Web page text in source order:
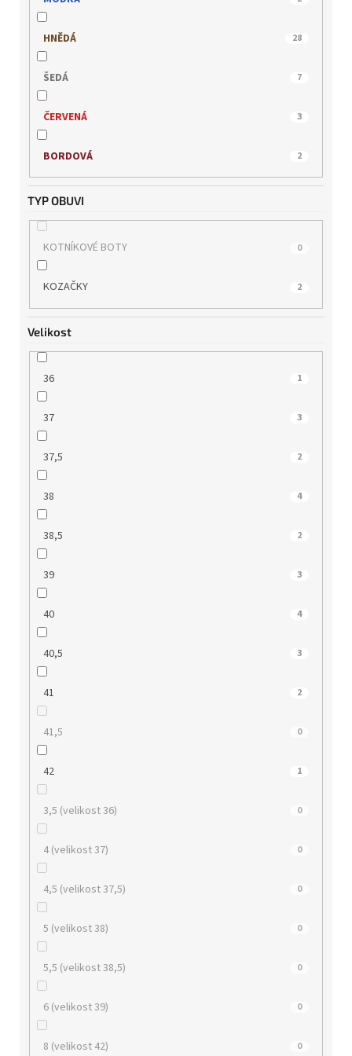
REMONTE 0
RIEKER 0
s.OLIVER 0
TAMARIS 0
WILD 0
HNĚDÁ 28
ŠEDÁ 7
ČERVENÁ 3
BORDOVÁ 2
TYP OBUVI
KOTNÍKOVÉ BOTY 0
KOZAČKY 2
Velikost
36 1
37 3
37,5 2
38 4
38,5 2
39 3
40 4
40,5 3
41 2
41,5 0
42 1
3,5 (velikost 36) 0
4 (velikost 37) 0
4,5 (velikost 37,5) 0
5 (velikost 38) 0
5,5 (velikost 38,5) 0
6 (velikost 39) 0
8 (velikost 42) 0